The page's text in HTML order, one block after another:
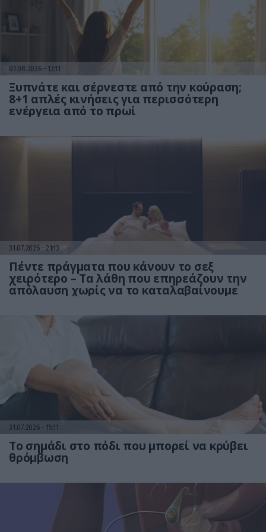
01.08.2026 12:11
Ξυπνάτε και σέρνεστε από την κούραση;
8+1 απλές κινήσεις για περισσότερη
ενέργεια από το πρωί
31.07.2026 21:13
Πέντε πράγματα που κάνουν το σεξ
χειρότερο – Τα λάθη που επηρεάζουν την
απόλαυση χωρίς να το καταλαβαίνουμε
31.07.2026 15:11
Το σημάδι στο πόδι που μπορεί να κρύβει
θρόμβωση